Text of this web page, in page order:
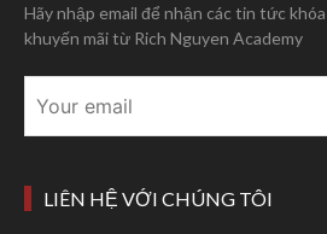
Hãy nhập email để nhận các tin tức
khuyến mãi từ Rich Nguyen Academy
LIÊN HỆ VỚI CHÚNG TÔI